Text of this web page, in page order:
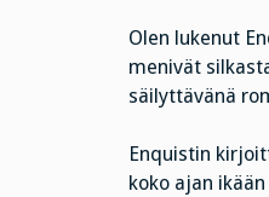
Olen lukenut
menivät
säilyttävänä
Enquistin
koko ajan